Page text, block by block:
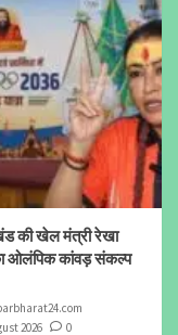
की खेल मंत्री रेखा
ओलंपिक कांवड़ संकल्प
2026
0